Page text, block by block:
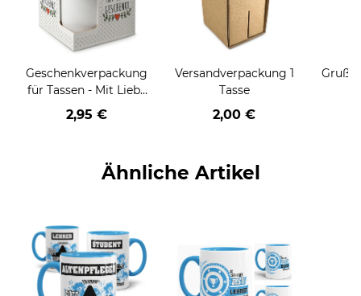
Geschenkverpackung
für Tassen - Mit Liebe
geschenkt
2,95 €
Versandverpackung 1
Tasse
2,00 €
Ähnliche Artikel